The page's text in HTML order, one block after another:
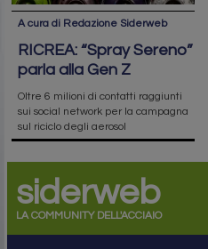
A cura di Redazione Siderweb
RICREA: “Spray Sereno”
parla alla Gen Z
Oltre 6 milioni di contatti raggiunti
sui social network per la campagna
sul riciclo degli aerosol
siderweb
LA COMMUNITY DELL'ACCIAIO